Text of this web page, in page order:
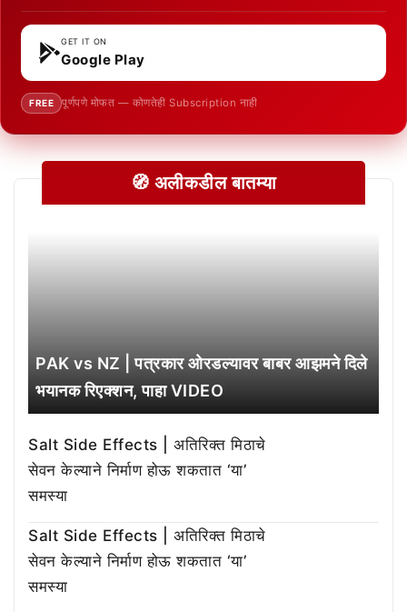
GET IT ON
Google Play
FREE पूर्णपणे मोफत — कोणतेही Subscription नाही
🧭 अलीकडील बातम्या
PAK vs NZ | पत्रकार ओरडल्यावर बाबर आझमने दिले
भयानक रिएक्शन, पाहा VIDEO
Salt Side Effects | अतिरिक्त मिठाचे
सेवन केल्याने निर्माण होऊ शकतात ‘या’
समस्या
Salt Side Effects | अतिरिक्त मिठाचे
सेवन केल्याने निर्माण होऊ शकतात ‘या’
समस्या